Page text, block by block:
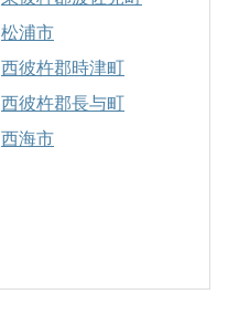
松浦市
西彼杵郡時津町
西彼杵郡長与町
西海市